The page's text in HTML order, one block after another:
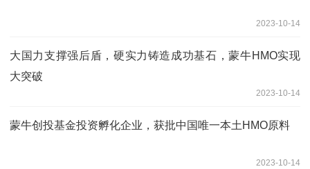
2023-10-14
大国力支撑强后盾，硬实力铸造成功基石，蒙牛HMO实现
大突破
2023-10-14
蒙牛创投基金投资孵化企业，获批中国唯一本土HMO原料
2023-10-14